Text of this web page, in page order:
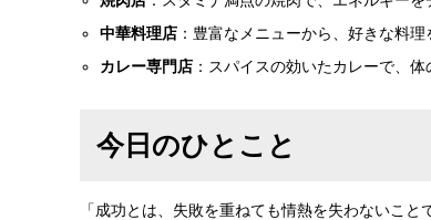
中華料理店 ：豊富なメニューから、好きな料
カレー専門店 ：スパイスの効いたカレーで、体
今日のひとこと
「成功とは、失敗を重ねても情熱を失わないこ